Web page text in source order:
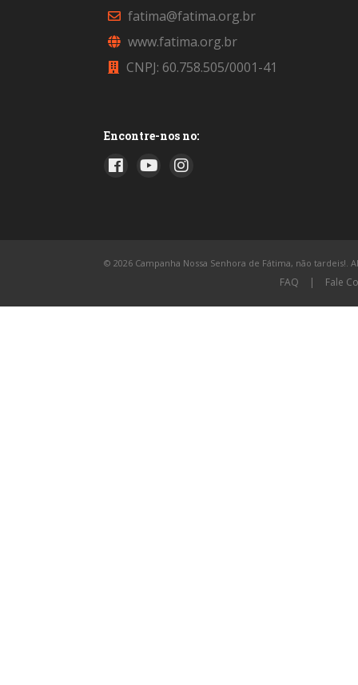
fatima@fatima.org.br
www.fatima.org.br
CNPJ: 60.758.505/0001-41
Encontre-nos no:
© 2026 Campanha Nossa Senhora de Fátima, não tardeis!.
FAQ | Fale